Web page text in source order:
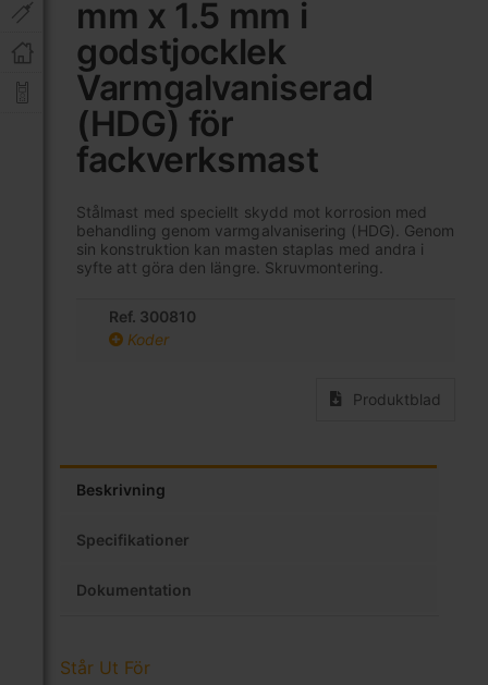
mm x 1.5 mm i
godstjocklek
Varmgalvaniserad
(HDG) för
fackverksmast
Stålmast med speciellt skydd mot korrosion med
behandling genom varmgalvanisering (HDG). Genom
sin konstruktion kan masten staplas med andra i
syfte att göra den längre. Skruvmontering.
Ref. 300810
Koder
Produktblad
av
bildgalleriet
Beskrivning
Specifikationer
Dokumentation
Står Ut För